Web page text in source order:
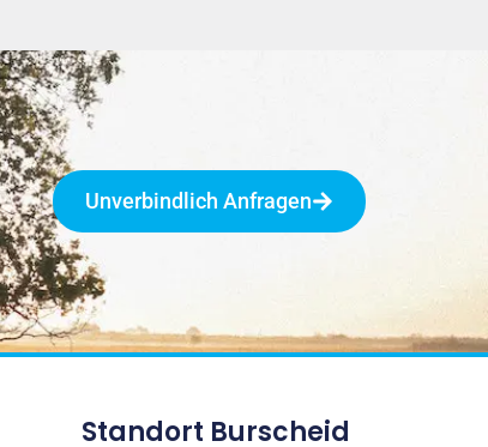
Unverbindlich Anfragen
Standort Burscheid